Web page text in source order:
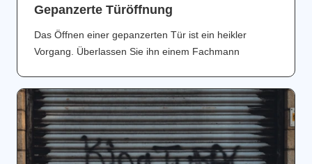
Gepanzerte Türöffnung
Das Öffnen einer gepanzerten Tür ist ein heikler
Vorgang. Überlassen Sie ihn einem Fachmann